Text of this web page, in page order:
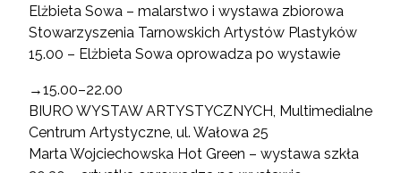
Elżbieta Sowa – malarstwo i wystawa zbiorowa
Stowarzyszenia Tarnowskich Artystów Plastyków
15.00 – Elżbieta Sowa oprowadza po wystawie
→15.00–22.00
BIURO WYSTAW ARTYSTYCZNYCH, Multimedialne
Centrum Artystyczne, ul. Wałowa 25
Marta Wojciechowska Hot Green – wystawa szkła